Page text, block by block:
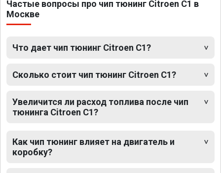
Частые вопросы про чип тюнинг Citroen C1 в
Москве
Что дает чип тюнинг Citroen C1?
Сколько стоит чип тюнинг Citroen C1?
Увеличится ли расход топлива после чип
тюнинга Citroen C1?
Как чип тюнинг влияет на двигатель и
коробку?